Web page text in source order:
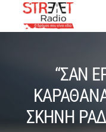
“ΣΑΝ
ΣΚΗΝΗ